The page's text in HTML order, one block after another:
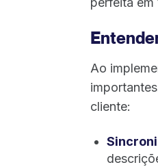
Ao
cliente: